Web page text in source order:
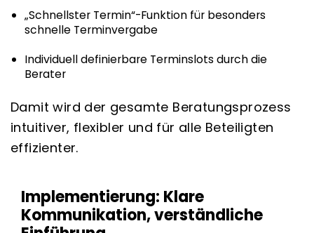
„Schnellster Termin“-Funktion für besonders
schnelle Terminvergabe
Individuell definierbare Terminslots durch die
Berater
Damit wird der gesamte Beratungsprozess
intuitiver, flexibler und für alle Beteiligten
effizienter.
Implementierung: Klare
Kommunikation, verständliche